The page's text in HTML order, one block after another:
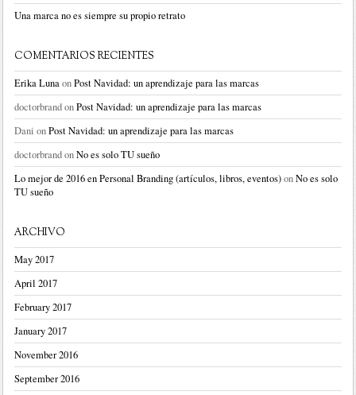
Una marca no es siempre su propio retrato
COMENTARIOS RECIENTES
Erika LunaonPost Navidad: un aprendizaje para las marcas
doctorbrandonPost Navidad: un aprendizaje para las marcas
Dani onPost Navidad: un aprendizaje para las marcas
doctorbrandonNo es solo TU sueño
Lo mejor de 2016 en Personal Branding (artículos, libros, eventos)onNo es solo
TU sueño
ARCHIVO
May 2017
April 2017
February 2017
January 2017
November 2016
September 2016